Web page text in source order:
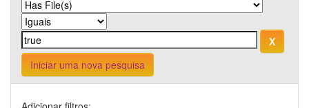
Iniciar uma nova pesquisa